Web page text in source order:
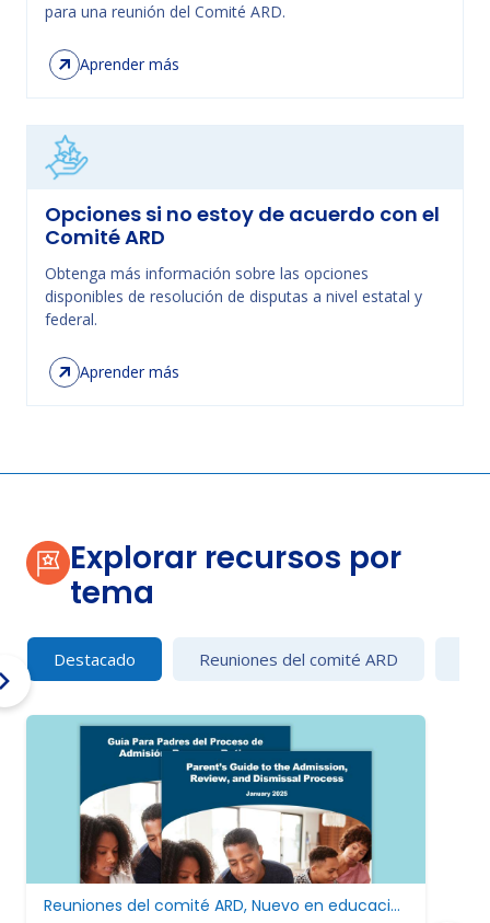
para una reunión del Comité ARD.
Aprender más
Opciones si no estoy de acuerdo con el
Comité ARD
Obtenga más información sobre las opciones
disponibles de resolución de disputas a nivel estatal y
federal.
Aprender más
Explorar recursos por
tema
Destacado Reuniones del comité ARD
Reuniones del comité ARD, Nuevo en educación especial, Nuevo en Texas